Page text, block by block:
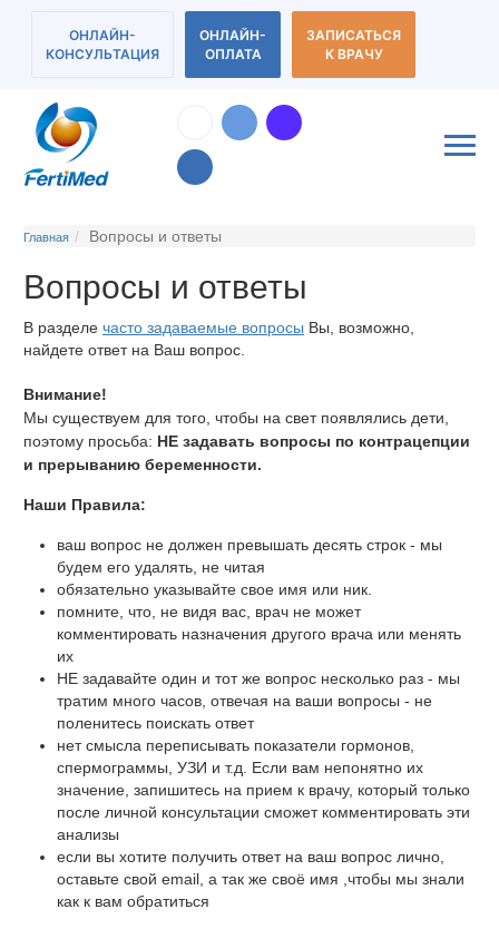
ОНЛАЙН-
КОНСУЛЬТАЦИЯ
ОНЛАЙН-
ОПЛАТА
ЗАПИСАТЬСЯ
К ВРАЧУ
Главная Вопросы и ответы
Вопросы и ответы
В разделе часто задаваемые вопросы Вы, возможно,
найдете ответ на Ваш вопрос.
Внимание!
Мы существуем для того, чтобы на свет появлялись дети,
поэтому просьба: НЕ задавать вопросы по контрацепции
и прерыванию беременности.
Наши Правила:
ваш вопрос не должен превышать десять строк - мы
будем его удалять, не читая
обязательно указывайте свое имя или ник.
помните, что, не видя вас, врач не может
комментировать назначения другого врача или менять
их
НЕ задавайте один и тот же вопрос несколько раз - мы
тратим много часов, отвечая на ваши вопросы - не
поленитесь поискать ответ
нет смысла переписывать показатели гормонов,
спермограммы, УЗИ и т.д. Если вам непонятно их
значение, запишитесь на прием к врачу, который только
после личной консультации сможет комментировать эти
анализы
если вы хотите получить ответ на ваш вопрос лично,
оставьте свой email, а так же своё имя ,чтобы мы знали
как к вам обратиться